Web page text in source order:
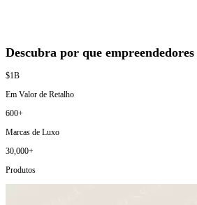
Descubra por que
$1B
Em Valor de Retalho
600+
Marcas de Luxo
30,000+
Produtos